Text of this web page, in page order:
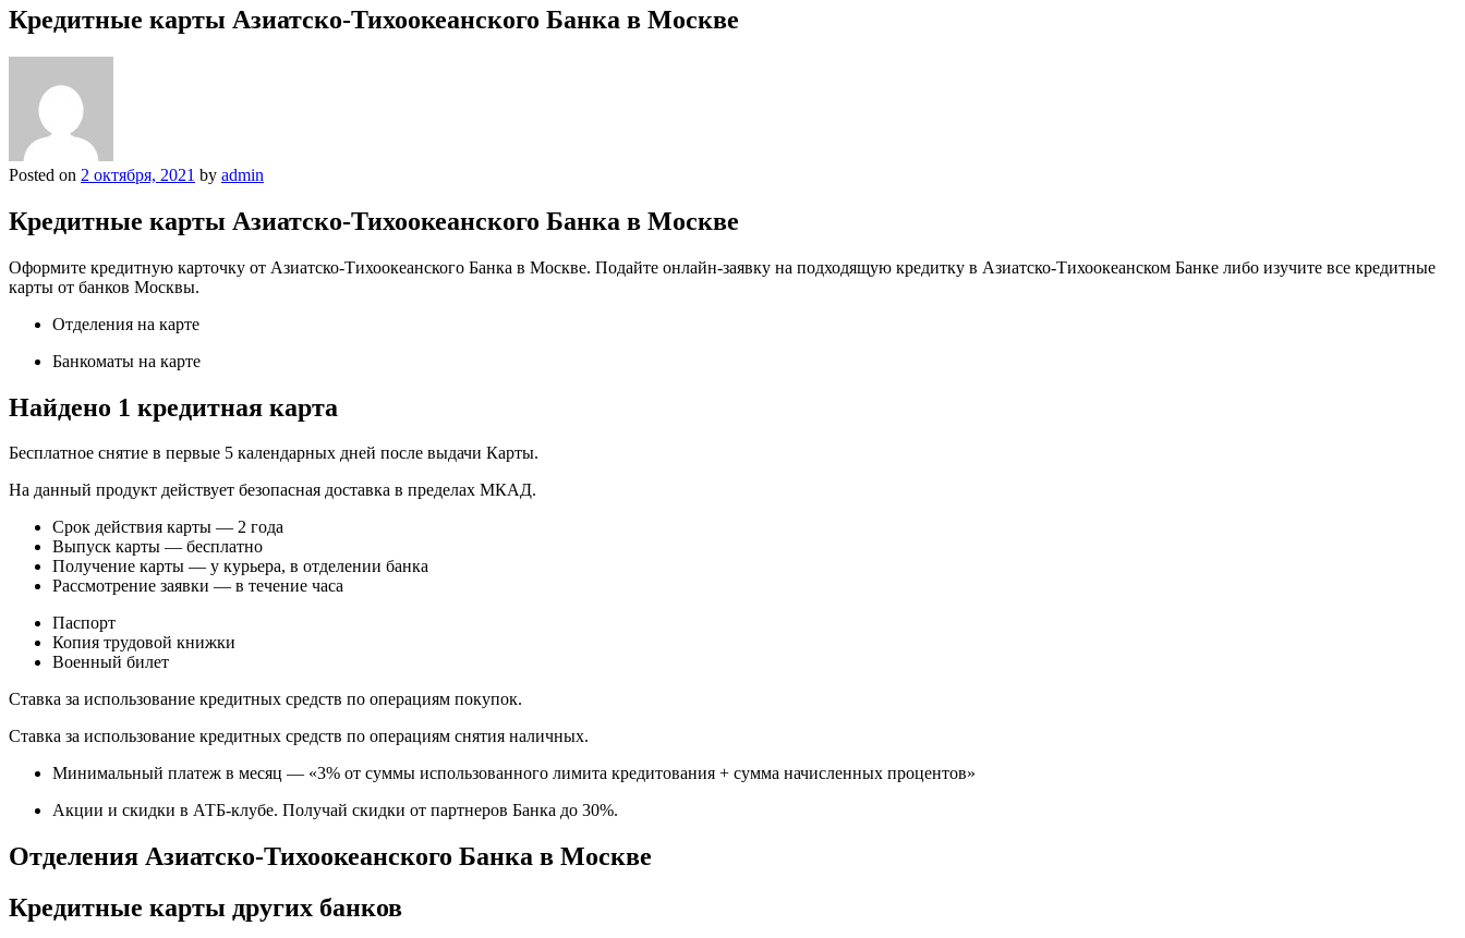
Кредитные карты Азиатско-Тихоокеанского Банка в Москве
Posted on 2 октября, 2021 by admin
Кредитные карты Азиатско-Тихоокеанского Банка в Москве
Оформите кредитную карточку от Азиатско-Тихоокеанского Банка в Москве. Подайте онлайн-заявку на подходящую кредитку в Азиатско-Тихоокеанском Банке либо изучите все кредитные
карты от банков Москвы.
Отделения на карте
Банкоматы на карте
Найдено 1 кредитная карта
Бесплатное снятие в первые 5 календарных дней после выдачи Карты.
На данный продукт действует безопасная доставка в пределах МКАД.
Срок действия карты — 2 года
Выпуск карты — бесплатно
Получение карты — у курьера, в отделении банка
Рассмотрение заявки — в течение часа
Паспорт
Копия трудовой книжки
Военный билет
Ставка за использование кредитных средств по операциям покупок.
Ставка за использование кредитных средств по операциям снятия наличных.
Минимальный платеж в месяц — «3% от суммы использованного лимита кредитования + сумма начисленных процентов»
Акции и скидки в АТБ-клубе. Получай скидки от партнеров Банка до 30%.
Отделения Азиатско-Тихоокеанского Банка в Москве
Кредитные карты других банков